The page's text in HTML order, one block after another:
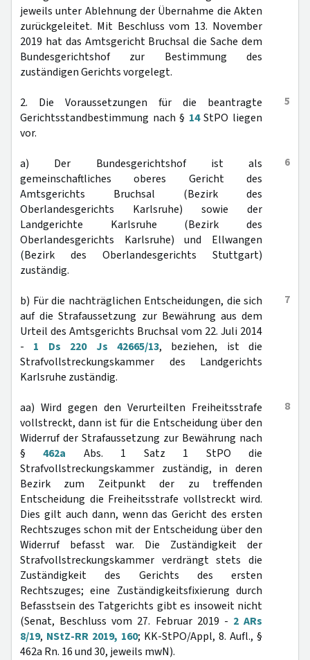
jeweils unter Ablehnung der Übernahme die Akten
zurückgeleitet. Mit Beschluss vom 13. November
2019 hat das Amtsgericht Bruchsal die Sache dem
Bundesgerichtshof zur Bestimmung des
zuständigen Gerichts vorgelegt.
5
2. Die Voraussetzungen für die beantragte
Gerichtsstandbestimmung nach § 14StPO liegen
vor.
6
a) Der Bundesgerichtshof ist als
gemeinschaftliches oberes Gericht des
Amtsgerichts Bruchsal (Bezirk des
Oberlandesgerichts Karlsruhe) sowie der
Landgerichte Karlsruhe (Bezirk des
Oberlandesgerichts Karlsruhe) und Ellwangen
(Bezirk des Oberlandesgerichts Stuttgart)
zuständig.
7
b) Für die nachträglichen Entscheidungen, die sich
auf die Strafaussetzung zur Bewährung aus dem
Urteil des Amtsgerichts Bruchsal vom 22. Juli 2014
- 1 Ds 220 Js 42665/13, beziehen, ist die
Strafvollstreckungskammer des Landgerichts
Karlsruhe zuständig.
8
aa) Wird gegen den Verurteilten Freiheitsstrafe
vollstreckt, dann ist für die Entscheidung über den
Widerruf der Strafaussetzung zur Bewährung nach
§462a Abs. 1 Satz 1 StPO die
Strafvollstreckungskammer zuständig, in deren
Bezirk zum Zeitpunkt der zu treffenden
Entscheidung die Freiheitsstrafe vollstreckt wird.
Dies gilt auch dann, wenn das Gericht des ersten
Rechtszuges schon mit der Entscheidung über den
Widerruf befasst war. Die Zuständigkeit der
Strafvollstreckungskammer verdrängt stets die
Zuständigkeit des Gerichts des ersten
Rechtszuges; eine Zuständigkeitsfixierung durch
Befasstsein des Tatgerichts gibt es insoweit nicht
(Senat, Beschluss vom 27. Februar 2019 - 2 ARs
8/19, NStZ-RR 2019, 160; KK-StPO/Appl, 8. Aufl., §
462a Rn. 16 und 30, jeweils mwN).